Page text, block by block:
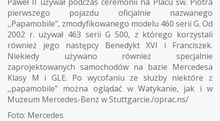
pierwszego pojazdu oficjalnie nazwanego
,,Papamobile’’, zmodyfikowanego modelu 460 serii G. Od
2002 r. używał 463 serii G 500, z którego korzystali
również jego następcy Benedykt XVI i Franciszek.
Niekiedy używano również specjalnie
zaprojektowanych samochodów na bazie Mercedesa
Klasy M i GLE. Po wycofaniu ze służby niektóre z
,,papamobile’’ można oglądać w Watykanie, jak i w
Muzeum Mercedes-Benz w Stuttgarcie./oprac.ns/
Foto: Mercedes